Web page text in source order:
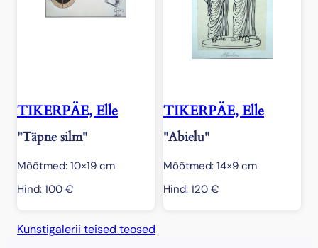
TIKERPÄE, Elle
"Täpne silm"
Mõõtmed: 10×19 cm
Hind: 100 €
TIKERPÄE, Elle
"Abielu"
Mõõtmed: 14×9 cm
Hind: 120 €
Kunstigalerii teised teosed